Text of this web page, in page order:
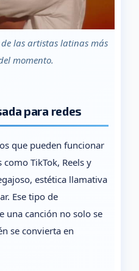
las artistas latinas más
momento.
para redes
que pueden funcionar
TikTok, Reels y
estética llamativa
Ese tipo de
una canción no solo se
se convierta en